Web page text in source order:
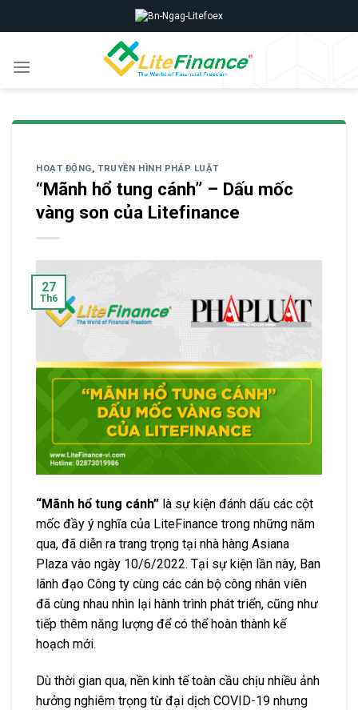
to
HOẠT ĐỘNG,TRUYỀN HÌNH PHÁP LUẬT
“Mãnh hổ tung cánh” – Dấu mốc
vàng son của Litefinance
27
Th6
“Mãnh hổ tung cánh” là sự kiện đánh dấu các cột
mốc đầy ý nghĩa của LiteFinance trong những năm
qua, đã diễn ra trang trọng tại nhà hàng Asiana
Plaza vào ngày 10/6/2022. Tại sự kiện lần này, Ban
lãnh đạo Công ty cùng các cán bộ công nhân viên
đã cùng nhau nhìn lại hành trình phát triển, cũng như
tiếp thêm năng lượng để có thể hoàn thành kế
hoạch mới.
Dù thời gian qua, nền kinh tế toàn cầu chịu nhiều ảnh
hưởng nghiêm trọng từ đại dịch COVID-19 nhưng